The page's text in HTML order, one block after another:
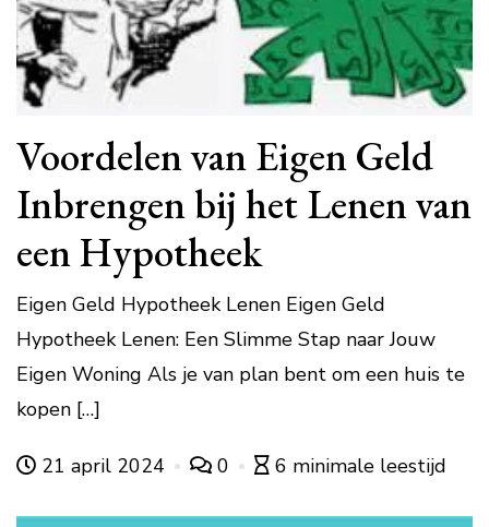
Voordelen van Eigen Geld
Inbrengen bij het Lenen van
een Hypotheek
Eigen Geld Hypotheek Lenen Eigen Geld
Hypotheek Lenen: Een Slimme Stap naar Jouw
Eigen Woning Als je van plan bent om een huis te
kopen […]
21 april 2024 0 6 minimale leestijd